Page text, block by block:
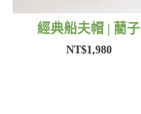
經典船夫帽 | 藺子
NT$1,980